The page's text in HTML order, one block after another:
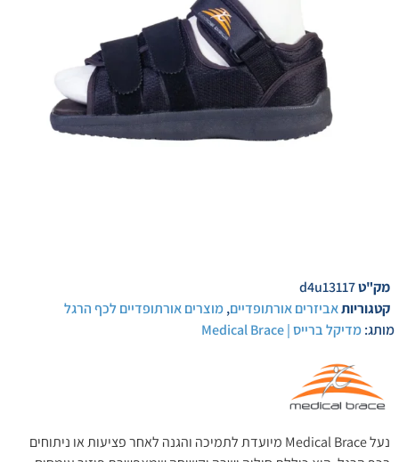
מק"טd4u13117
קטגוריותאביזרים אורתופדיים,מוצרים אורתופדיים לכף הרגל
מותג:מדיקל ברייס | Medical Brace
נעל Medical Brace מיועדת לתמיכה והגנה לאחר פציעות או ניתוחים